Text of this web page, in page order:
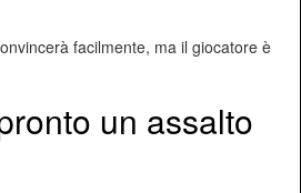
facilmente, ma il giocatore è
un assalto